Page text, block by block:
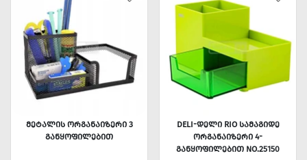
ᲛᲔᲢᲐᲚᲘᲡ ᲝᲠᲒᲐᲜᲐᲘᲖᲔᲠᲘ 3
ᲒᲐᲜᲧᲝᲤᲘᲚᲔᲑᲘᲗ
DELI-ᲓᲔᲚᲘ RIO ᲡᲐᲛᲐᲒᲘᲓᲔ
ᲝᲠᲒᲐᲜᲐᲘᲖᲔᲠᲘ 4-
ᲒᲐᲜᲧᲝᲤᲘᲚᲔᲑᲘᲗ NO.25150